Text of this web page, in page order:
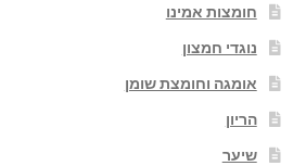
חומצות אמינו
נוגדי חמצון
אומגה וחומצת שומן
הריון
שיער